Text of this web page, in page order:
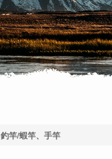
釣竿/蝦竿、手竿